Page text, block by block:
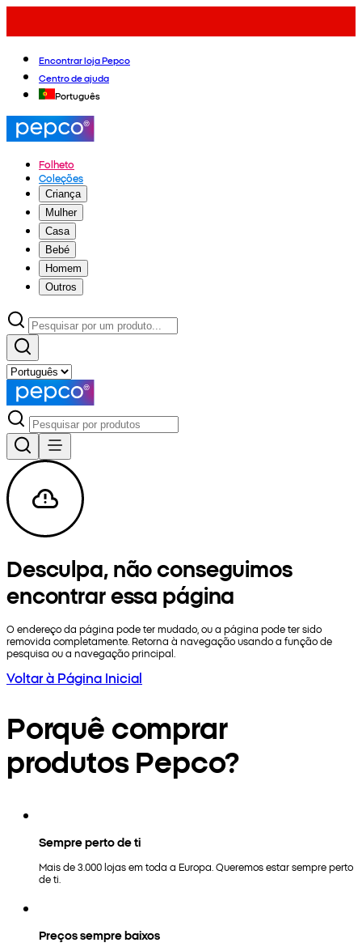
Encontrar loja Pepco
Centro de ajuda
Português
Folheto
Coleções
Criança
Mulher
Casa
Bebé
Homem
Outros
Desculpa, não conseguimos
encontrar essa página
O endereço da página pode ter mudado, ou a página pode ter sido
removida completamente. Retorna à navegação usando a função de
pesquisa ou a navegação principal.
Voltar à Página Inicial
Porquê comprar
produtos Pepco?
Sempre perto de ti
Mais de 3.000 lojas em toda a Europa. Queremos estar sempre perto
de ti.
Preços sempre baixos